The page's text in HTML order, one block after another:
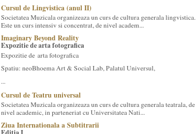
Cursul de Lingvistica (anul II)
Societatea Muzicala organizeaza un curs de cultura generala lingvistica.
Este un curs intensiv si concentrat, de nivel academ...
Imaginary Beyond Reality
Expozitie de arta fotografica
Expozitie de arta fotografica
Spatiu: neoBhoema Art & Social Lab, Palatul Universul,
...
Cursul de Teatru universal
Societatea Muzicala organizeaza un curs de cultura generala teatrala, de
nivel academic, in parteneriat cu Universitatea Nati...
Ziua Internationala a Subtitrarii